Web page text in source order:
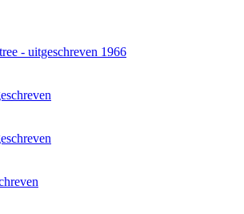
- uitgeschreven 1966